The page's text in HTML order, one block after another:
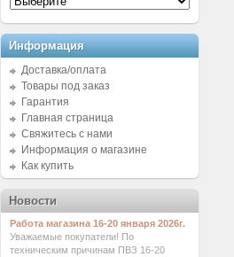
Информация
Доставка/оплата
Товары под заказ
Гарантия
Главная страница
Свяжитесь с нами
Информация о магазине
Как купить
Новости
Работа магазина 16-20 января 2026г.
Уважаемые покупатели! По
техническим причинам ПВЗ 16-20